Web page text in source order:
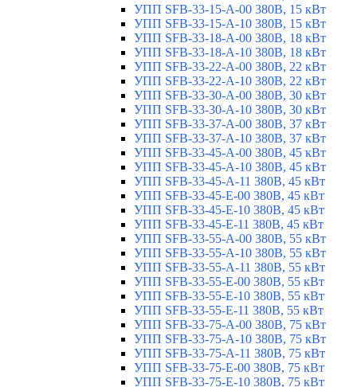
УПП SFB-33-15-A-00 380В, 15 кВт
УПП SFB-33-15-A-10 380В, 15 кВт
УПП SFB-33-18-A-00 380В, 18 кВт
УПП SFB-33-18-A-10 380В, 18 кВт
УПП SFB-33-22-A-00 380В, 22 кВт
УПП SFB-33-22-A-10 380В, 22 кВт
УПП SFB-33-30-A-00 380В, 30 кВт
УПП SFB-33-30-A-10 380В, 30 кВт
УПП SFB-33-37-A-00 380В, 37 кВт
УПП SFB-33-37-A-10 380В, 37 кВт
УПП SFB-33-45-A-00 380В, 45 кВт
УПП SFB-33-45-A-10 380В, 45 кВт
УПП SFB-33-45-A-11 380В, 45 кВт
УПП SFB-33-45-E-00 380В, 45 кВт
УПП SFB-33-45-E-10 380В, 45 кВт
УПП SFB-33-45-E-11 380В, 45 кВт
УПП SFB-33-55-A-00 380В, 55 кВт
УПП SFB-33-55-A-10 380В, 55 кВт
УПП SFB-33-55-A-11 380В, 55 кВт
УПП SFB-33-55-E-00 380В, 55 кВт
УПП SFB-33-55-E-10 380В, 55 кВт
УПП SFB-33-55-E-11 380В, 55 кВт
УПП SFB-33-75-A-00 380В, 75 кВт
УПП SFB-33-75-A-10 380В, 75 кВт
УПП SFB-33-75-A-11 380В, 75 кВт
УПП SFB-33-75-E-00 380В, 75 кВт
УПП SFB-33-75-E-10 380В, 75 кВт